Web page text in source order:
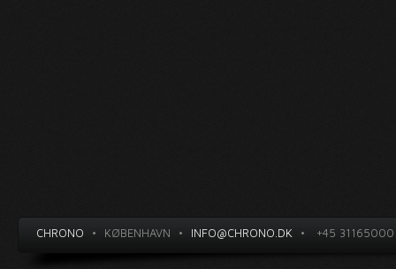
CHRONO • KØBENHAVN • INFO@CHRONO.DK • +45 31165000